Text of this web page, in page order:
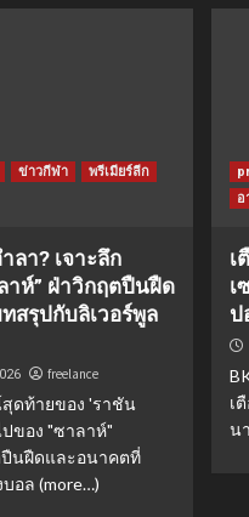
ข่าวกีฬา
พรีเมียร์ลีก
ลา? เจาะลึก
าห์” ฝ่าวิกฤตปืนฝืด
สรุปกับลิเวอร์พูล
freelance
ดท้ายของ 'ราชัน
ของ "ซาลาห์"
นฝืดและอนาคตที่
อล (more…)
อ
เ
เ
ป
เ
น